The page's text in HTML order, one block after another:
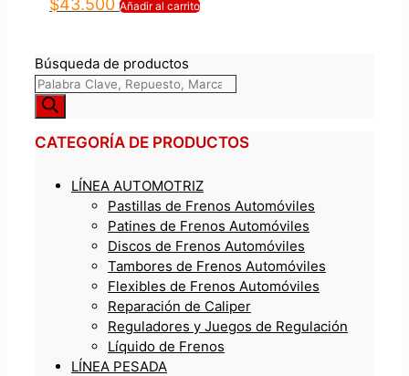
Añadir al carrito
Búsqueda de productos
CATEGORÍA DE PRODUCTOS
LÍNEA AUTOMOTRIZ
Pastillas de Frenos Automóviles
Patines de Frenos Automóviles
Discos de Frenos Automóviles
Tambores de Frenos Automóviles
Flexibles de Frenos Automóviles
Reparación de Caliper
Reguladores y Juegos de Regulación
Líquido de Frenos
LÍNEA PESADA